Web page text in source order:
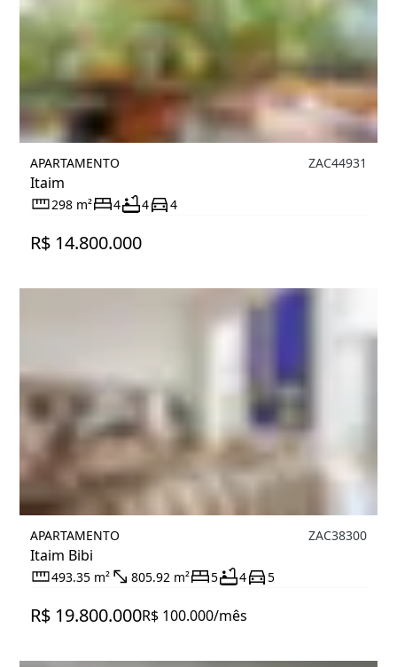
APARTAMENTO
Itaim
ZAC44931
298 m² 4 4 4
R$ 14.800.000
APARTAMENTO
Itaim Bibi
ZAC38300
493.35 m² 805.92 m² 5 4 5
R$ 19.800.000R$ 100.000/mês